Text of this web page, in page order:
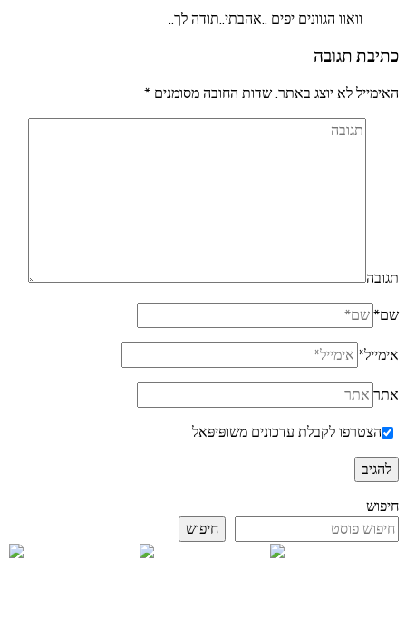
וואוו הגוונים יפים ..אהבתי..תודה לך..
כתיבת תגובה
האימייל לא יוצג באתר.שדות החובה מסומנים *
תגובה
שם*
אימייל*
אתר
הצטרפו לקבלת עדכונים משופּיפּאל
חיפוש
חיפוש